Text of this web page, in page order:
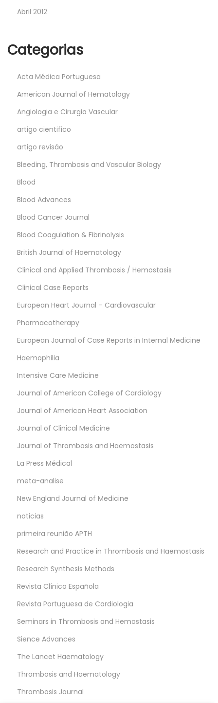
Abril 2012
Categorias
Acta Médica Portuguesa
American Journal of Hematology
Angiologia e Cirurgia Vascular
artigo cientifico
artigo revisão
Bleeding, Thrombosis and Vascular Biology
Blood
Blood Advances
Blood Cancer Journal
Blood Coagulation & Fibrinolysis
British Journal of Haematology
Clinical and Applied Thrombosis / Hemostasis
Clinical Case Reports
European Heart Journal – Cardiovascular
Pharmacotherapy
European Journal of Case Reports in Internal Medicine
Haemophilia
Intensive Care Medicine
Journal of American College of Cardiology
Journal of American Heart Association
Journal of Clinical Medicine
Journal of Thrombosis and Haemostasis
La Press Médical
meta-analise
New England Journal of Medicine
noticias
primeira reunião APTH
Research and Practice in Thrombosis and Haemostasis
Research Synthesis Methods
Revista Clínica Española
Revista Portuguesa de Cardiologia
Seminars in Thrombosis and Hemostasis
Sience Advances
The Lancet Haematology
Thrombosis and Haematology
Thrombosis Journal